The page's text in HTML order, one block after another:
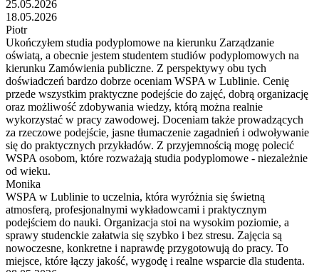
25.05.2026
18.05.2026
Piotr
Ukończyłem studia podyplomowe na kierunku Zarządzanie
oświatą, a obecnie jestem studentem studiów podyplomowych na
kierunku Zamówienia publiczne. Z perspektywy obu tych
doświadczeń bardzo dobrze oceniam WSPA w Lublinie. Cenię
przede wszystkim praktyczne podejście do zajęć, dobrą organizację
oraz możliwość zdobywania wiedzy, którą można realnie
wykorzystać w pracy zawodowej. Doceniam także prowadzących
za rzeczowe podejście, jasne tłumaczenie zagadnień i odwoływanie
się do praktycznych przykładów. Z przyjemnością mogę polecić
WSPA osobom, które rozważają studia podyplomowe - niezależnie
od wieku.
Monika
WSPA w Lublinie to uczelnia, która wyróżnia się świetną
atmosferą, profesjonalnymi wykładowcami i praktycznym
podejściem do nauki. Organizacja stoi na wysokim poziomie, a
sprawy studenckie załatwia się szybko i bez stresu. Zajęcia są
nowoczesne, konkretne i naprawdę przygotowują do pracy. To
miejsce, które łączy jakość, wygodę i realne wsparcie dla studenta.